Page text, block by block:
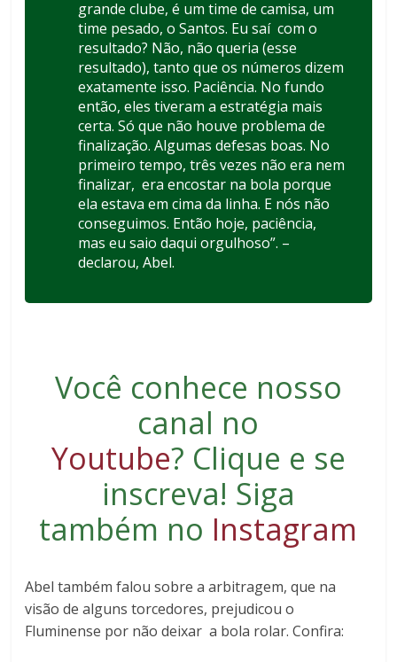
grande clube, é um time de camisa, um
time pesado, o Santos. Eu saí com o
resultado? Não, não queria (esse
resultado), tanto que os números dizem
exatamente isso. Paciência. No fundo
então, eles tiveram a estratégia mais
certa. Só que não houve problema de
finalização. Algumas defesas boas. No
primeiro tempo, três vezes não era nem
finalizar, era encostar na bola porque
ela estava em cima da linha. E nós não
conseguimos. Então hoje, paciência,
mas eu saio daqui orgulhoso”. –
declarou, Abel.
Você conhece nosso
canal no
Youtube? Clique e se
inscreva! Siga
também no Instagram
Abel também falou sobre a arbitragem, que na
visão de alguns torcedores, prejudicou o
Fluminense por não deixar a bola rolar. Confira: